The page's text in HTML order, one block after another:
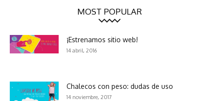
MOST POPULAR
¡Estrenamos sitio web!
14 abril, 2016
Chalecos con peso: dudas de uso
14 noviembre, 2017